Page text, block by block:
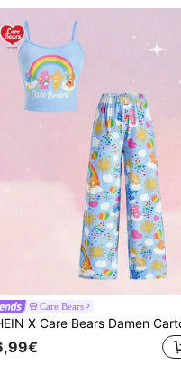
Care Bears